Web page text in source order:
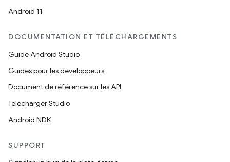
Android 11
DOCUMENTATION ET TÉLÉCHARGEMENTS
Guide Android Studio
Guides pour les développeurs
Document de référence sur les API
Télécharger Studio
Android NDK
SUPPORT